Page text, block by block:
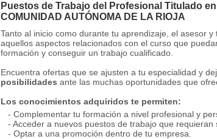
Puestos de Trabajo del Profesional Titulado
COMUNIDAD AUTÓNOMA DE LA RIOJA
Tanto al inicio como durante tu aprendizaje, el asesor
aquellos aspectos relacionados con el curso que
formación y conseguir un trabajo cualificado.
Encuentra ofertas que se ajusten a tu especialidad y
posibilidades ante las muchas oportunidades que
Los conocimientos adquiridos te permiten:
- Complementar tu formación a nivel profesional y
- Acceder a nuevos puestos de trabajo que requieran
- Optar a una promoción dentro de tu empresa.